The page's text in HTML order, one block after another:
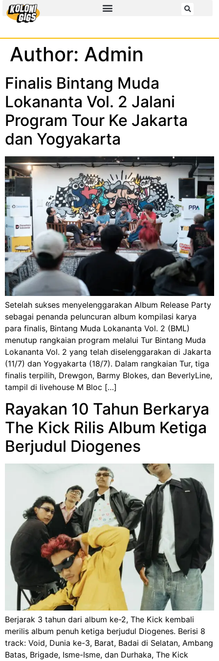
Author: Admin
Finalis Bintang Muda
Lokananta Vol. 2 Jalani
Program Tour Ke Jakarta
dan Yogyakarta
Setelah sukses menyelenggarakan Album Release Party
sebagai penanda peluncuran album kompilasi karya
para finalis, Bintang Muda Lokananta Vol. 2 (BML)
menutup rangkaian program melalui Tur Bintang Muda
Lokananta Vol. 2 yang telah diselenggarakan di Jakarta
(11/7) dan Yogyakarta (18/7). Dalam rangkaian Tur, tiga
finalis terpilih, Drewgon, Barmy Blokes, dan BeverlyLine,
tampil di livehouse M Bloc […]
Rayakan 10 Tahun Berkarya
The Kick Rilis Album Ketiga
Berjudul Diogenes
Berjarak 3 tahun dari album ke-2, The Kick kembali
merilis album penuh ketiga berjudul Diogenes. Berisi 8
track: Void, Dunia ke-3, Barat, Badai di Selatan, Ambang
Batas, Brigade, Isme-Isme, dan Durhaka, The Kick